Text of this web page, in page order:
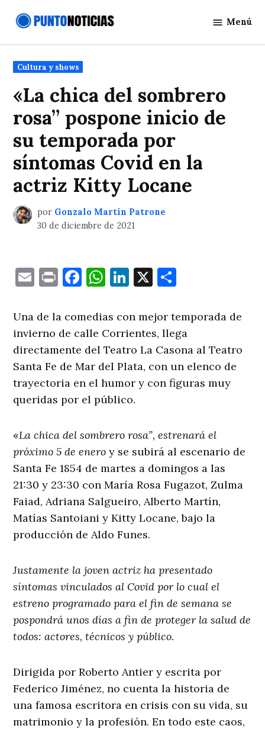
Noticias
Menú
Publicado
en
Cultura y shows
«La chica del sombrero
rosa” pospone inicio de
su temporada por
síntomas Covid en la
actriz Kitty Locane
por Gonzalo Martín Patrone
30 de diciembre de 2021
EmailPrintFacebook
WhatsApp
LinkedIn
X
Una de la comedias con mejor temporada de
invierno de calle Corrientes, llega
directamente del Teatro La Casona al Teatro
Santa Fe de Mar del Plata, con un elenco de
trayectoria en el humor y con figuras muy
queridas por el público.
«La chica del sombrero rosa”, estrenará el
próximo 5 de enero y se subirá al escenario de
Santa Fe 1854 de martes a domingos a las
21:30 y 23:30 con María Rosa Fugazot, Zulma
Faiad, Adriana Salgueiro, Alberto Martín,
Matías Santoiani y Kitty Locane, bajo la
producción de Aldo Funes.
Justamente la joven actriz ha presentado
síntomas vinculados al Covid por lo cual el
estreno programado para el fin de semana se
pospondrá unos días a fin de proteger la salud de
todos: actores, técnicos y público.
Dirigida por Roberto Antier y escrita por
Federico Jiménez, no cuenta la historia de
una famosa escritora en crisis con su vida, su
matrimonio y la profesión. En todo este caos,